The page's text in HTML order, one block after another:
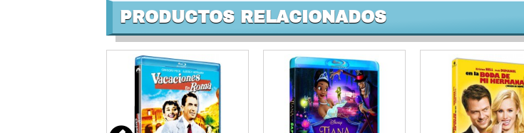
PRODUCTOS RELACIONADOS